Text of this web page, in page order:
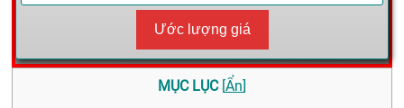
Ước lượng giá
MỤC LỤC [Ẩn]